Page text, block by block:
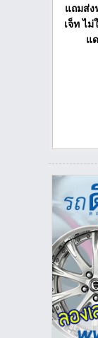
แถมส่ง
เจ็ท ไ
แ